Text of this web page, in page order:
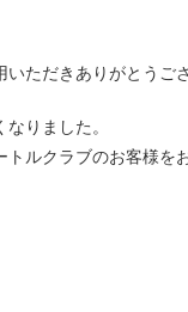
ただきありがとうご
りました。
ルクラブのお客様を